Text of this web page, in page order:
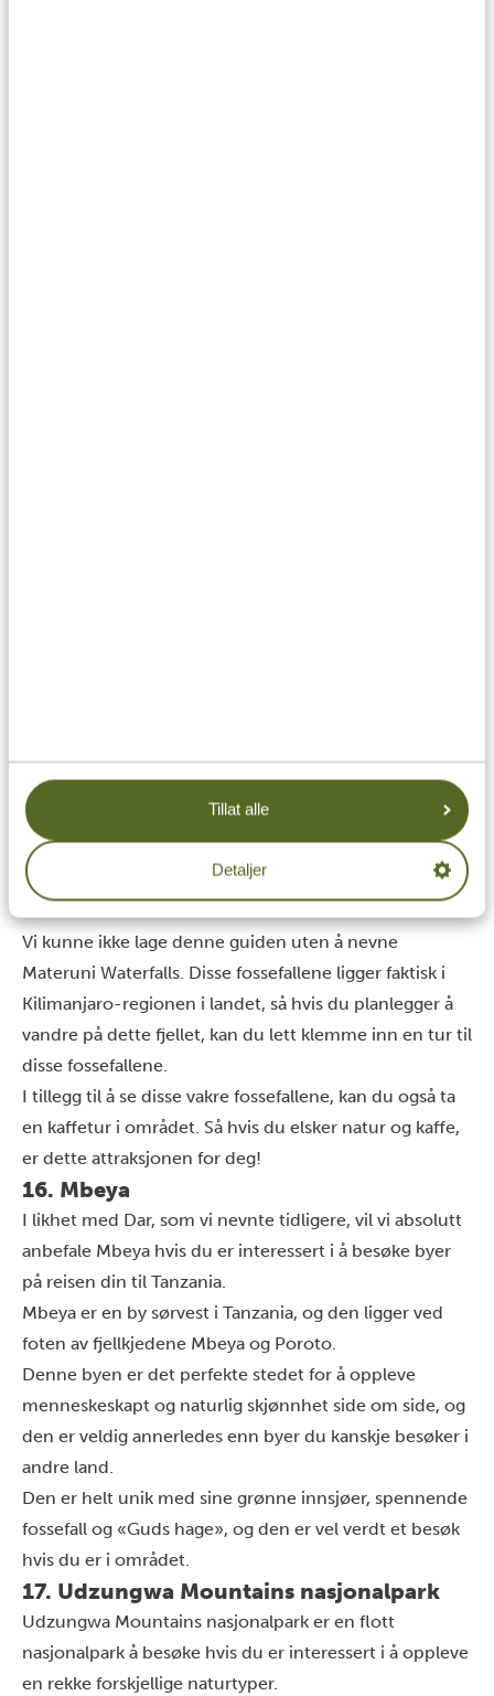
Tillat alle
Detaljer
Vi kunne ikke lage denne guiden uten å nevne
Materuni Waterfalls. Disse fossefallene ligger faktisk i
Kilimanjaro-regionen i landet, så hvis du planlegger å
vandre på dette fjellet, kan du lett klemme inn en tur til
disse fossefallene.
I tillegg til å se disse vakre fossefallene, kan du også ta
en kaffetur i området. Så hvis du elsker natur og kaffe,
er dette attraksjonen for deg!
16. Mbeya
I likhet med Dar, som vi nevnte tidligere, vil vi absolutt
anbefale Mbeya hvis du er interessert i å besøke byer
på reisen din til Tanzania.
Mbeya er en by sørvest i Tanzania, og den ligger ved
foten av fjellkjedene Mbeya og Poroto.
Denne byen er det perfekte stedet for å oppleve
menneskeskapt og naturlig skjønnhet side om side, og
den er veldig annerledes enn byer du kanskje besøker i
andre land.
Den er helt unik med sine grønne innsjøer, spennende
fossefall og «Guds hage», og den er vel verdt et besøk
hvis du er i området.
17. Udzungwa Mountains nasjonalpark
Udzungwa Mountains nasjonalpark er en flott
nasjonalpark å besøke hvis du er interessert i å oppleve
en rekke forskjellige naturtyper.